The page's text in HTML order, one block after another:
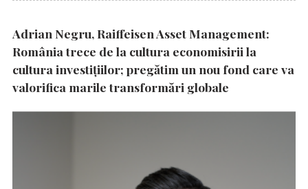
Adrian Negru, Raiffeisen Asset Management:
România trece de la cultura economisirii la
cultura investițiilor; pregătim un nou fond care va
valorifica marile transformări globale